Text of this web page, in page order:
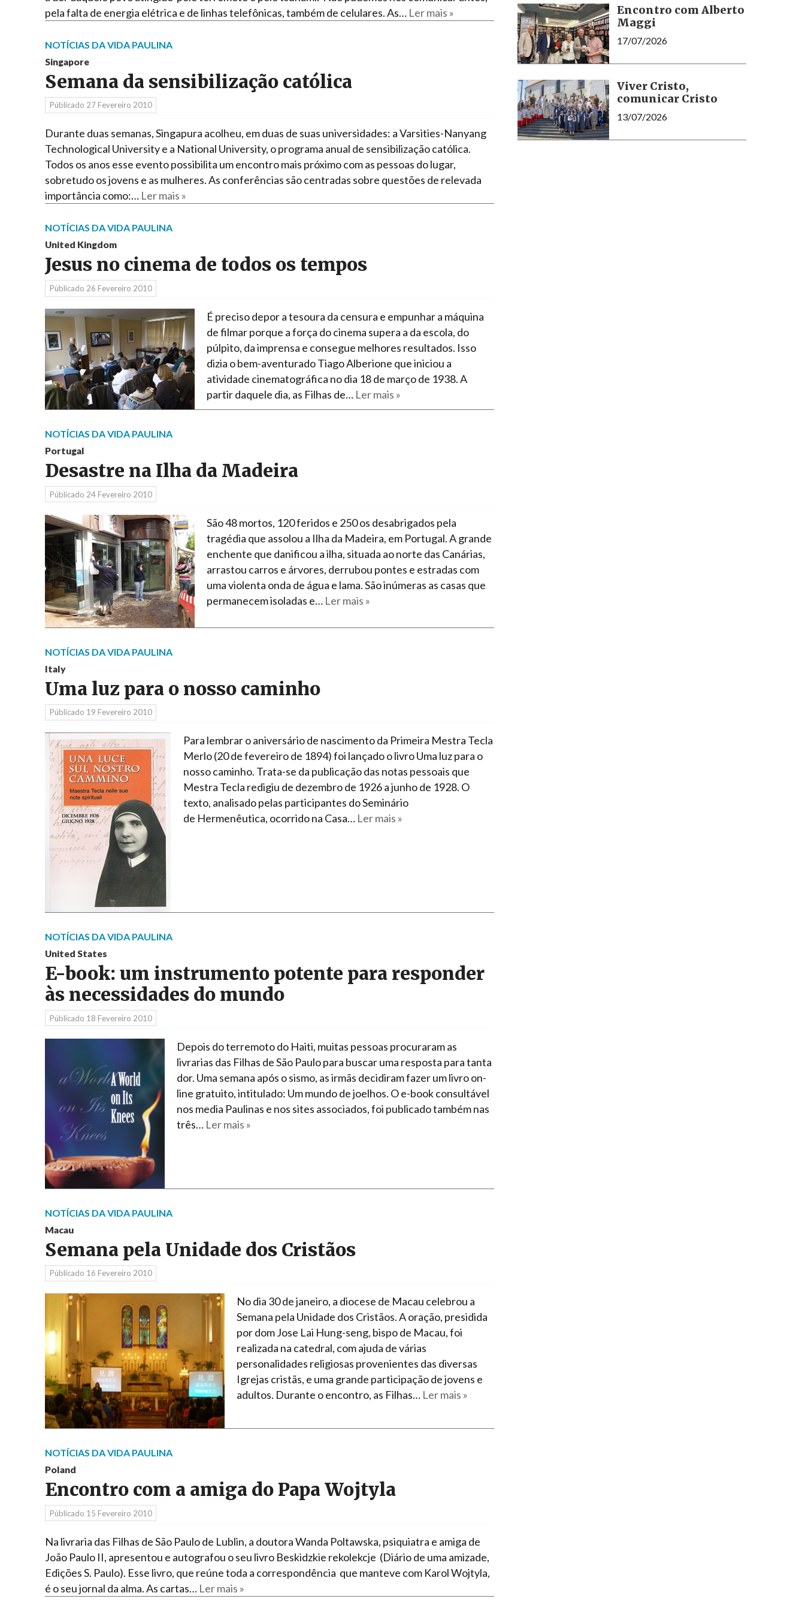
pela falta de energia elétrica e de linhas telefônicas, também de celulares. As… Ler mais »
NOTÍCIAS DA VIDA PAULINA
Singapore
Semana da sensibilização católica
Públicado 27 Fevereiro 2010
Durante duas semanas, Singapura acolheu, em duas de suas universidades: a Varsities-Nanyang
Technological University e a National University, o programa anual de sensibilização católica.
Todos os anos esse evento possibilita um encontro mais próximo com as pessoas do lugar,
sobretudo os jovens e as mulheres. As conferências são centradas sobre questões de relevada
importância como:… Ler mais »
NOTÍCIAS DA VIDA PAULINA
United Kingdom
Jesus no cinema de todos os tempos
Públicado 26 Fevereiro 2010
É preciso depor a tesoura da censura e empunhar a máquina
de filmar porque a força do cinema supera a da escola, do
púlpito, da imprensa e consegue melhores resultados. Isso
dizia o bem-aventurado Tiago Alberione que iniciou a
atividade cinematográfica no dia 18 de março de 1938. A
partir daquele dia, as Filhas de… Ler mais »
NOTÍCIAS DA VIDA PAULINA
Portugal
Desastre na Ilha da Madeira
Públicado 24 Fevereiro 2010
São 48 mortos, 120 feridos e 250 os desabrigados pela
tragédia que assolou a Ilha da Madeira, em Portugal. A grande
enchente que danificou a ilha, situada ao norte das Canárias,
arrastou carros e árvores, derrubou pontes e estradas com
uma violenta onda de água e lama. São inúmeras as casas que
permanecem isoladas e… Ler mais »
NOTÍCIAS DA VIDA PAULINA
Italy
Uma luz para o nosso caminho
Públicado 19 Fevereiro 2010
Para lembrar o aniversário de nascimento da Primeira Mestra Tecla
Merlo (20 de fevereiro de 1894) foi lançado o livro Uma luz para o
nosso caminho. Trata-se da publicação das notas pessoais que
Mestra Tecla redigiu de dezembro de 1926 a junho de 1928. O
texto, analisado pelas participantes do Seminário
de Hermenêutica, ocorrido na Casa… Ler mais »
NOTÍCIAS DA VIDA PAULINA
United States
E-book: um instrumento potente para responder
às necessidades do mundo
Públicado 18 Fevereiro 2010
Depois do terremoto do Haiti, muitas pessoas procuraram as
livrarias das Filhas de São Paulo para buscar uma resposta para tanta
dor. Uma semana após o sismo, as irmãs decidiram fazer um livro on-
line gratuito, intitulado: Um mundo de joelhos. O e-book consultável
nos media Paulinas e nos sites associados, foi publicado também nas
três… Ler mais »
NOTÍCIAS DA VIDA PAULINA
Macau
Semana pela Unidade dos Cristãos
Públicado 16 Fevereiro 2010
No dia 30 de janeiro, a diocese de Macau celebrou a
Semana pela Unidade dos Cristãos. A oração, presidida
por dom Jose Lai Hung-seng, bispo de Macau, foi
realizada na catedral, com ajuda de várias
personalidades religiosas provenientes das diversas
Igrejas cristãs, e uma grande participação de jovens e
adultos. Durante o encontro, as Filhas… Ler mais »
NOTÍCIAS DA VIDA PAULINA
Poland
Encontro com a amiga do Papa Wojtyla
Públicado 15 Fevereiro 2010
Na livraria das Filhas de São Paulo de Lublin, a doutora Wanda Poltawska, psiquiatra e amiga de
João Paulo II, apresentou e autografou o seu livro Beskidzkie rekolekcje (Diário de uma amizade,
Edições S. Paulo). Esse livro, que reúne toda a correspondência que manteve com Karol Wojtyla,
é o seu jornal da alma. As cartas… Ler mais »
Encontro com Alberto
Maggi
17/07/2026
Viver Cristo,
comunicar Cristo
13/07/2026